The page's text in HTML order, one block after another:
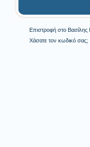
Επιστροφή στο
Χάσατε τον κωδικό σας;